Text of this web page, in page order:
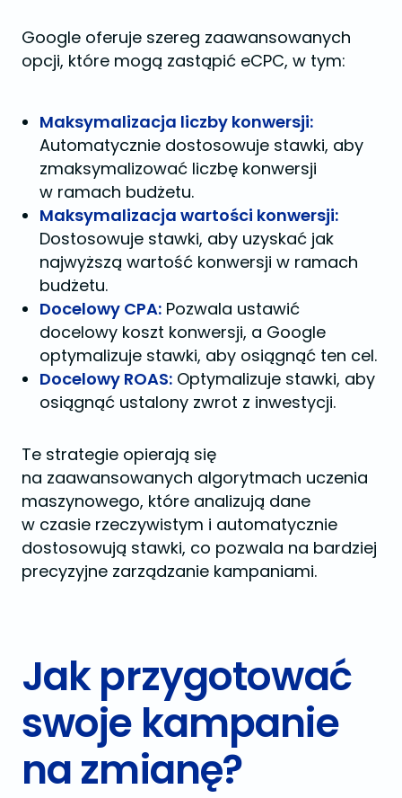
Google oferuje szereg zaawansowanych
opcji, które mogą zastąpić eCPC, w tym:
Maksymalizacja liczby konwersji:
Automatycznie dostosowuje stawki, aby
zmaksymalizować liczbę konwersji
w ramach budżetu.
Maksymalizacja wartości konwersji:
Dostosowuje stawki, aby uzyskać jak
najwyższą wartość konwersji w ramach
budżetu.
Docelowy CPA: Pozwala ustawić
docelowy koszt konwersji, a Google
optymalizuje stawki, aby osiągnąć ten cel.
Docelowy ROAS: Optymalizuje stawki, aby
osiągnąć ustalony zwrot z inwestycji.
Te strategie opierają się
na zaawansowanych algorytmach uczenia
maszynowego, które analizują dane
w czasie rzeczywistym i automatycznie
dostosowują stawki, co pozwala na bardziej
precyzyjne zarządzanie kampaniami​.
Jak przygotować
swoje kampanie
na zmianę?